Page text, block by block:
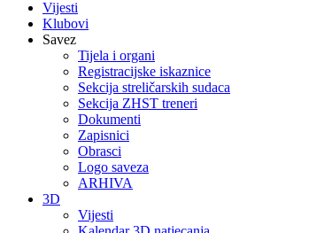
Vijesti
Klubovi
Savez
Tijela i organi
Registracijske iskaznice
Sekcija streličarskih sudaca
Sekcija ZHST treneri
Dokumenti
Zapisnici
Obrasci
Logo saveza
ARHIVA
3D
Vijesti